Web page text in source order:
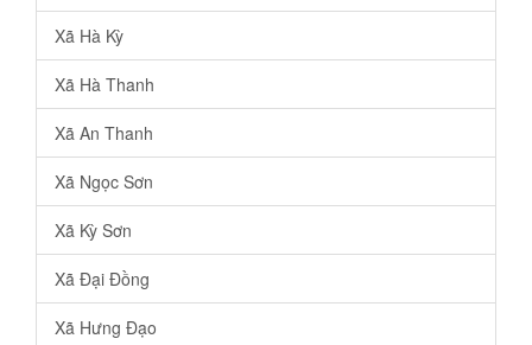
Xã Hà Kỳ
Xã Hà Thanh
Xã An Thanh
Xã Ngọc Sơn
Xã Kỳ Sơn
Xã Đại Đồng
Xã Hưng Đạo